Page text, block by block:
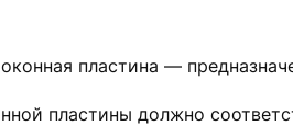
пластина —
пластины должно